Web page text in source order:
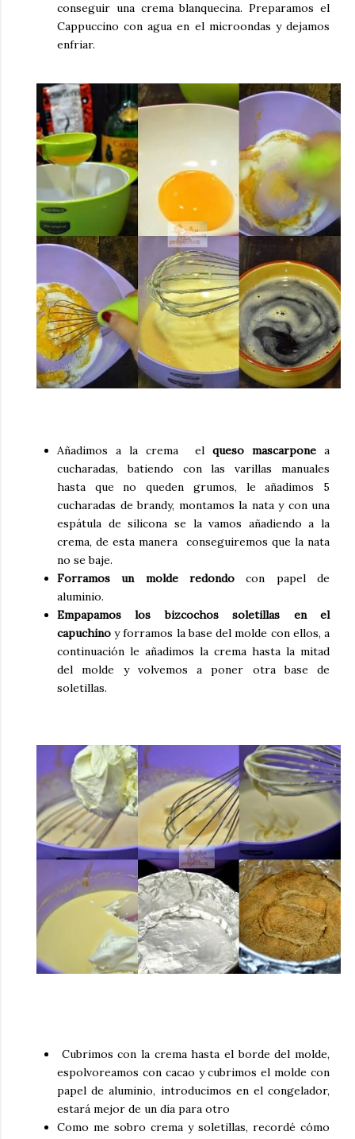
conseguir una crema blanquecina. Preparamos el
Cappuccino con agua en el microondas y dejamos
enfriar.
Añadimos a la crema el queso mascarponea
cucharadas, batiendo con las varillas manuales
hasta que no queden grumos, le añadimos 5
cucharadas de brandy, montamos la nata y con una
espátula de silicona se la vamos añadiendo a la
crema, de esta manera conseguiremos que la nata
no se baje.
Forramos un molde redondo con papel de
aluminio.
Empapamos los bizcochos soletillas en el
capuchino y forramos la base del molde con ellos, a
continuación le añadimos la crema hasta la mitad
del molde y volvemos a poner otra base de
soletillas.
Cubrimos con la crema hasta el borde del molde,
espolvoreamos con cacao y cubrimos el molde con
papel de aluminio, introducimos en el congelador,
estará mejor de un día para otro
Como me sobro crema y soletillas, recordé cómo